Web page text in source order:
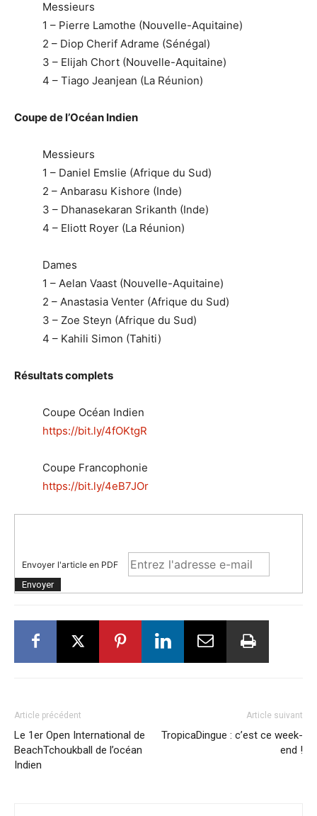
Messieurs
1 – Pierre Lamothe (Nouvelle-Aquitaine)
2 – Diop Cherif Adrame (Sénégal)
3 – Elijah Chort (Nouvelle-Aquitaine)
4 – Tiago Jeanjean (La Réunion)
Coupe de l’Océan Indien
Messieurs
1 – Daniel Emslie (Afrique du Sud)
2 – Anbarasu Kishore (Inde)
3 – Dhanasekaran Srikanth (Inde)
4 – Eliott Royer (La Réunion)
Dames
1 – Aelan Vaast (Nouvelle-Aquitaine)
2 – Anastasia Venter (Afrique du Sud)
3 – Zoe Steyn (Afrique du Sud)
4 – Kahili Simon (Tahiti)
Résultats complets
Coupe Océan Indien
https://bit.ly/4fOKtgR
Coupe Francophonie
https://bit.ly/4eB7JOr
Envoyer l'article en PDF
Article précédent
Le 1er Open International de
BeachTchoukball de l’océan
Indien
Article suivant
TropicaDingue : c’est ce week-
end !